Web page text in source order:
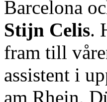
Barcelona
Stijn Celis.
fram till
assistent i
am Rhein,